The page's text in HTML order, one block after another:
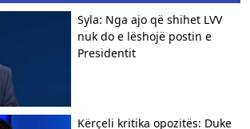
Syla: Nga ajo që shihet LVV
nuk do e lëshojë postin e
Presidentit
Kërçeli kritika opozitës: Duke